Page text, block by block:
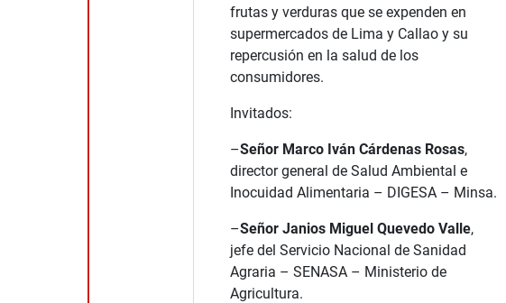
frutas y verduras que se expenden en
supermercados de Lima y Callao y su
repercusión en la salud de los
consumidores.
Invitados:
–Señor Marco Iván Cárdenas Rosas,
director general de Salud Ambiental e
Inocuidad Alimentaria – DIGESA – Minsa.
–Señor Janios Miguel Quevedo Valle,
jefe del Servicio Nacional de Sanidad
Agraria – SENASA – Ministerio de
Agricultura.